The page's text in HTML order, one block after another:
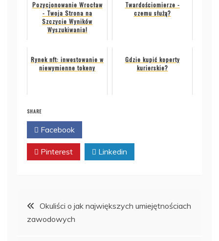
Pozycjonowanie Wrocław
- Twoja Strona na
Szczycie Wyników
Wyszukiwania!
Twardościomierze -
czemu służą?
Rynek nft: inwestowanie w
niewymienne tokeny
Gdzie kupić koperty
kurierskie?
SHARE
Facebook
Pinterest Linkedin
Nawigacja
wpisu
Okuliści o jak największych umiejętnościach
zawodowych